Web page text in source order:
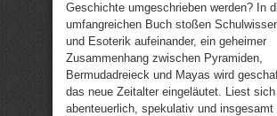
Geschichte umgeschrieben werden? In
umfangreichen Buch stoßen
und Esoterik aufeinander, ein geheimer
Zusammenhang zwischen Pyramiden,
Bermudadreieck und Mayas wird
das neue Zeitalter eingeläutet. Liest sich
abenteuerlich, spekulativ und insgesamt